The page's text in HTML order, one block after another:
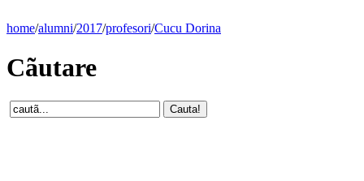
home/alumni/2017/profesori/Cucu Dorina
Cãutare